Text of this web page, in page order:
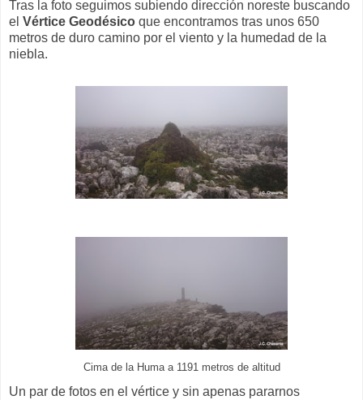
Tras la foto seguimos subiendo dirección noreste buscando
el Vértice Geodésico que encontramos tras unos 650
metros de duro camino por el viento y la humedad de la
niebla.
Cima de la Huma a 1191 metros de altitud
Un par de fotos en el vértice y sin apenas pararnos